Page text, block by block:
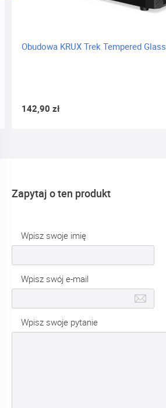
Obudowa KRUX Trek Tempered Glass
142,90 zł
Zapytaj o ten produkt
Wpisz swoje imię
Wpisz swój e-mail
Wpisz swoje pytanie